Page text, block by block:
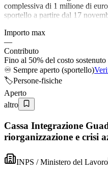
complessiva di 1 milione di
sportello a partire dal 17
Importo max
—
Contributo
Fino al 50% del costo
♾️ Sempre aperto (sportello)
🏷️Persone-fisiche
Aperto
altro
Cassa Integrazione
riorganizzazione e crisi
INPS / Ministero del Lavoro